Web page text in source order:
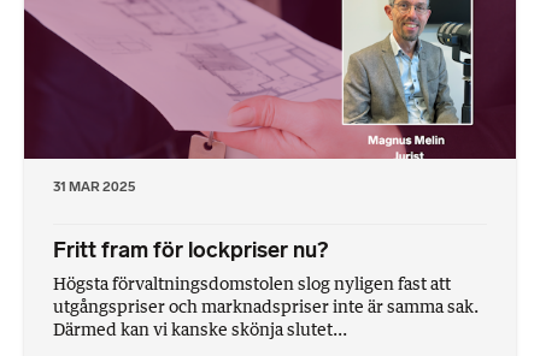
31 MAR 2025
Fritt fram för lockpriser nu?
Högsta förvaltningsdomstolen slog nyligen fast att
utgångspriser och marknadspriser inte är samma sak.
Därmed kan vi kanske skönja slutet...